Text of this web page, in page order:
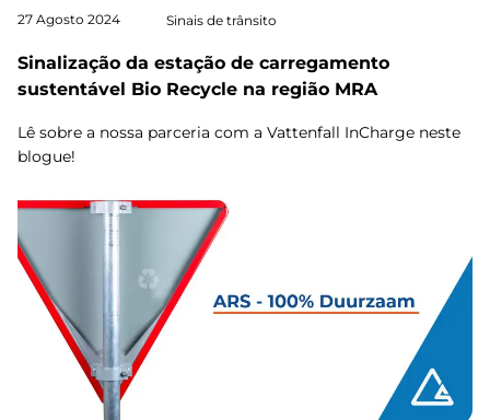
27 Agosto 2024 Sinais de trânsito
Sinalização da estação de carregamento
sustentável Bio Recycle na região MRA
Lê sobre a nossa parceria com a Vattenfall InCharge neste
blogue!